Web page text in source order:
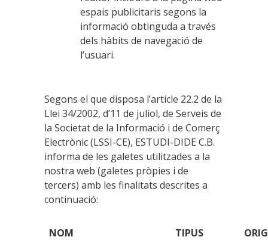
espais publicitaris segons la
informació obtinguda a través
dels hàbits de navegació de
l’usuari.
Segons el que disposa l’article 22.2 de la
Llei 34/2002, d’11 de juliol, de Serveis de
la Societat de la Informació i de Comerç
Electrònic (LSSI-CE), ESTUDI-DIDE C.B.
informa de les galetes utilitzades a la
nostra web (galetes pròpies i de
tercers) amb les finalitats descrites a
continuació:
NOM TIPUS